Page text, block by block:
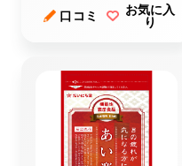
口コミ
お気に入
り